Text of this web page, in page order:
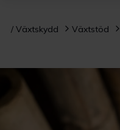
/ Växtskydd Växtstöd